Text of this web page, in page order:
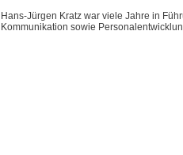
Hans-Jürgen Kratz war viele Jahre in
Kommunikation sowie